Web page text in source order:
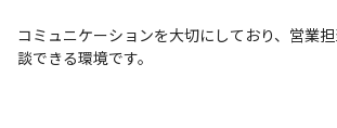
コミュニケーションを大切にしており、営業
談できる環境です。